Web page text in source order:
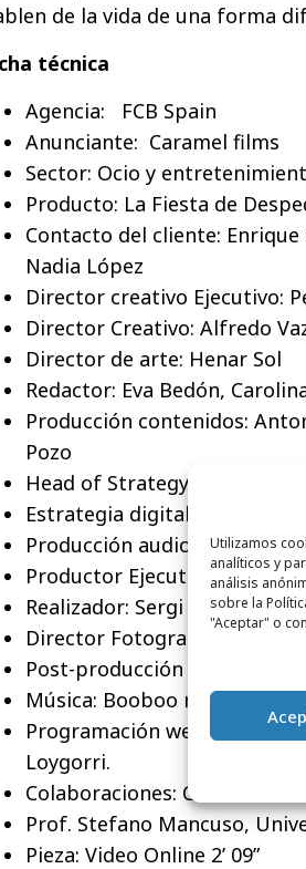
Utilizamos
analíticos y
análisis
sobre la
"Aceptar" o
de la vida de una forma
técnica
Agencia: FCB Spain
Anunciante: Caramel films
Sector: Ocio y
Producto: La Fiesta de
Contacto del cliente: Enrique
Nadia López
Director creativo Ejecutivo:
Director Creativo: Alfredo
Director de arte: Henar Sol
Redactor: Eva Bedón,
Producción contenidos:
Pozo
Head of Strategy: Manuel
Estrategia digital: Pepe García
Producción audiovisual:
Productor Ejecutivo: Kepa
Realizador: Sergi Piera
Director Fotografía: Nestor
Post-producción y Sonido:
Música: Booboo music
Programación web: Carlos
Loygorri.
Colaboraciones: Centro
Prof. Stefano Mancuso,
Pieza: Video Online 2’ 09”